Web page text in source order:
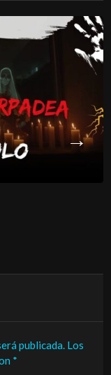
publicada. Los
*